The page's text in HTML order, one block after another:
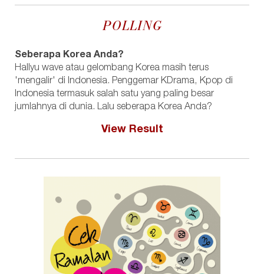
POLLING
Seberapa Korea Anda?
Hallyu wave atau gelombang Korea masih terus
'mengalir' di Indonesia. Penggemar KDrama, Kpop di
Indonesia termasuk salah satu yang paling besar
jumlahnya di dunia. Lalu seberapa Korea Anda?
View Result